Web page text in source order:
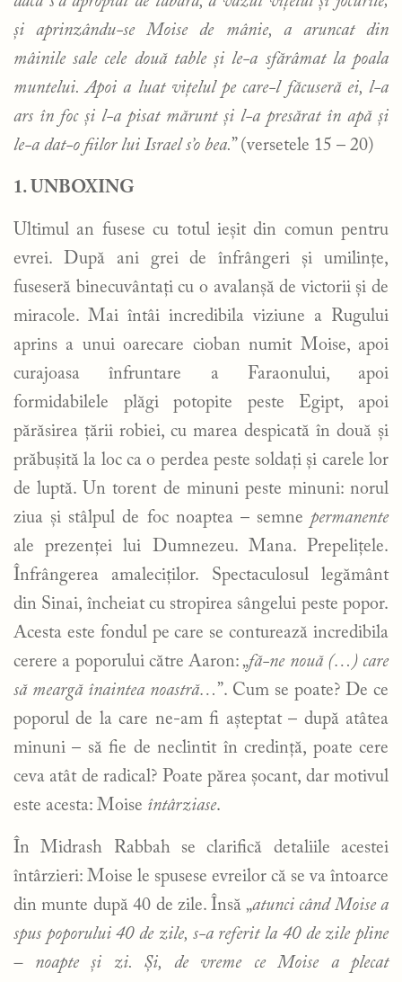
și aprinzându-se Moise de mânie, a aruncat din
mâinile sale cele două table și le-a sfărâmat la poala
muntelui. Apoi a luat vițelul pe care-l făcuseră ei, l-a
ars în foc și l-a pisat mărunt și l-a presărat în apă și
le-a dat-o fiilor lui Israel s’o bea.” (versetele 15 – 20)
1. UNBOXING
Ultimul an fusese cu totul ieșit din comun pentru
evrei. După ani grei de înfrângeri și umilințe,
fuseseră binecuvântați cu o avalanșă de victorii și de
miracole. Mai întâi incredibila viziune a Rugului
aprins a unui oarecare cioban numit Moise, apoi
curajoasa înfruntare a Faraonului, apoi
formidabilele plăgi potopite peste Egipt, apoi
părăsirea țării robiei, cu marea despicată în două și
prăbușită la loc ca o perdea peste soldați și carele lor
de luptă. Un torent de minuni peste minuni: norul
ziua și stâlpul de foc noaptea – semne permanente
ale prezenței lui Dumnezeu. Mana. Prepelițele.
Înfrângerea amaleciților. Spectaculosul legământ
din Sinai, încheiat cu stropirea sângelui peste popor.
Acesta este fondul pe care se conturează incredibila
cerere a poporului către Aaron: „fă-ne nouă (…) care
să meargă înaintea noastră… ”. Cum se poate? De ce
poporul de la care ne-am fi așteptat – după atâtea
minuni – să fie de neclintit în credință, poate cere
ceva atât de radical? Poate părea șocant, dar motivul
este acesta: Moise întârziase.
În Midrash Rabbah se clarifică detaliile acestei
întârzieri: Moise le spusese evreilor că se va întoarce
din munte după 40 de zile. Însă „atunci când Moise a
spus poporului 40 de zile, s-a referit la 40 de zile pline
– noapte și zi. Și, de vreme ce Moise a plecat